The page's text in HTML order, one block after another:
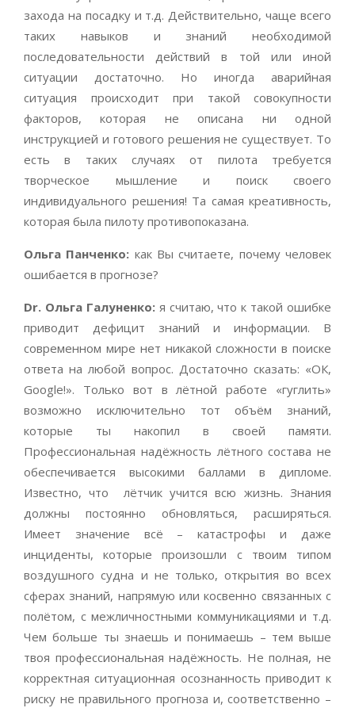
захода на посадку и т.д. Действительно, чаще всего
таких навыков и знаний необходимой
последовательности действий в той или иной
ситуации достаточно. Но иногда аварийная
ситуация происходит при такой совокупности
факторов, которая не описана ни одной
инструкцией и готового решения не существует. То
есть в таких случаях от пилота требуется
творческое мышление и поиск своего
индивидуального решения! Та самая креативность,
которая была пилоту противопоказана.
Ольга Панченко: как Вы считаете, почему человек
ошибается в прогнозе?
Dr. Ольга Галуненко: я считаю, что к такой ошибке
приводит дефицит знаний и информации. В
современном мире нет никакой сложности в поиске
ответа на любой вопрос. Достаточно сказать: «ОК,
Google!». Только вот в лётной работе «гуглить»
возможно исключительно тот объём знаний,
которые ты накопил в своей памяти.
Профессиональная надёжность лётного состава не
обеспечивается высокими баллами в дипломе.
Известно, что лётчик учится всю жизнь. Знания
должны постоянно обновляться, расширяться.
Имеет значение всё – катастрофы и даже
инциденты, которые произошли с твоим типом
воздушного судна и не только, открытия во всех
сферах знаний, напрямую или косвенно связанных с
полётом, с межличностными коммуникациями и т.д.
Чем больше ты знаешь и понимаешь – тем выше
твоя профессиональная надёжность. Не полная, не
корректная ситуационная осознанность приводит к
риску не правильного прогноза и, соответственно –